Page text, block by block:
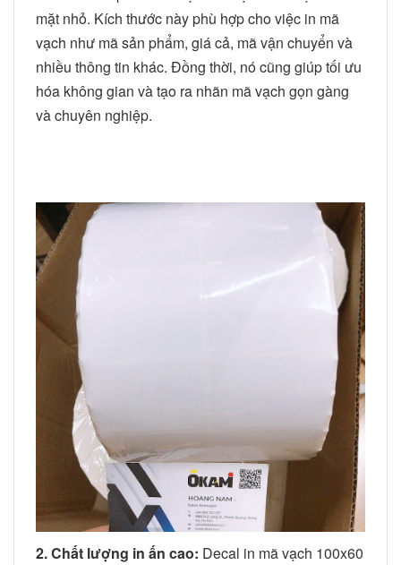
mặt nhỏ. Kích thước này phù hợp cho việc in mã
vạch như mã sản phẩm, giá cả, mã vận chuyển và
nhiều thông tin khác. Đồng thời, nó cũng giúp tối ưu
hóa không gian và tạo ra nhãn mã vạch gọn gàng
và chuyên nghiệp.
2. Chất lượng in ấn cao: Decal in mã vạch 100x60